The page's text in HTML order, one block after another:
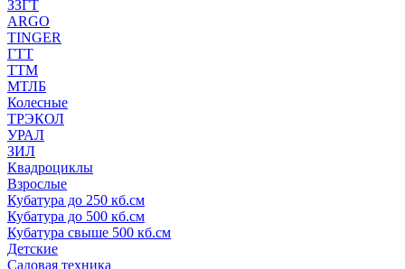
ЗЗГТ
ARGO
TINGER
ГТТ
ТТМ
МТЛБ
Колесные
ТРЭКОЛ
УРАЛ
ЗИЛ
Квадроциклы
Взрослые
Кубатура до 250 кб.см
Кубатура до 500 кб.см
Кубатура свыше 500 кб.см
Детские
Садовая техника